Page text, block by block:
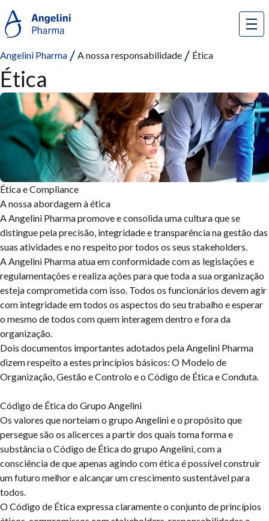
Angelini Pharma A nossa responsabilidade Ética
Ética
Ética e Compliance
A nossa abordagem à ética
A Angelini Pharma promove e consolida uma cultura que se
distingue pela precisão, integridade e transparência na gestão das
suas atividades e no respeito por todos os seus stakeholders.
A Angelini Pharma atua em conformidade com as legislações e
regulamentações e realiza ações para que toda a sua organização
esteja comprometida com isso. Todos os funcionários devem agir
com integridade em todos os aspectos do seu trabalho e esperar
o mesmo de todos com quem interagem dentro e fora da
organização.
Dois documentos importantes adotados pela Angelini Pharma
dizem respeito a estes princípios básicos: O Modelo de
Organização, Gestão e Controlo e o Código de Ética e Conduta.
Código de Ética do Grupo Angelini
Os valores que norteiam o grupo Angelini e o propósito que
persegue são os alicerces a partir dos quais toma forma e
substância o Código de Ética do grupo Angelini, com a
consciência de que apenas agindo com ética é possível construir
um futuro melhor e alcançar um crescimento sustentável para
todos.
O Código de Ética expressa claramente o conjunto de princípios